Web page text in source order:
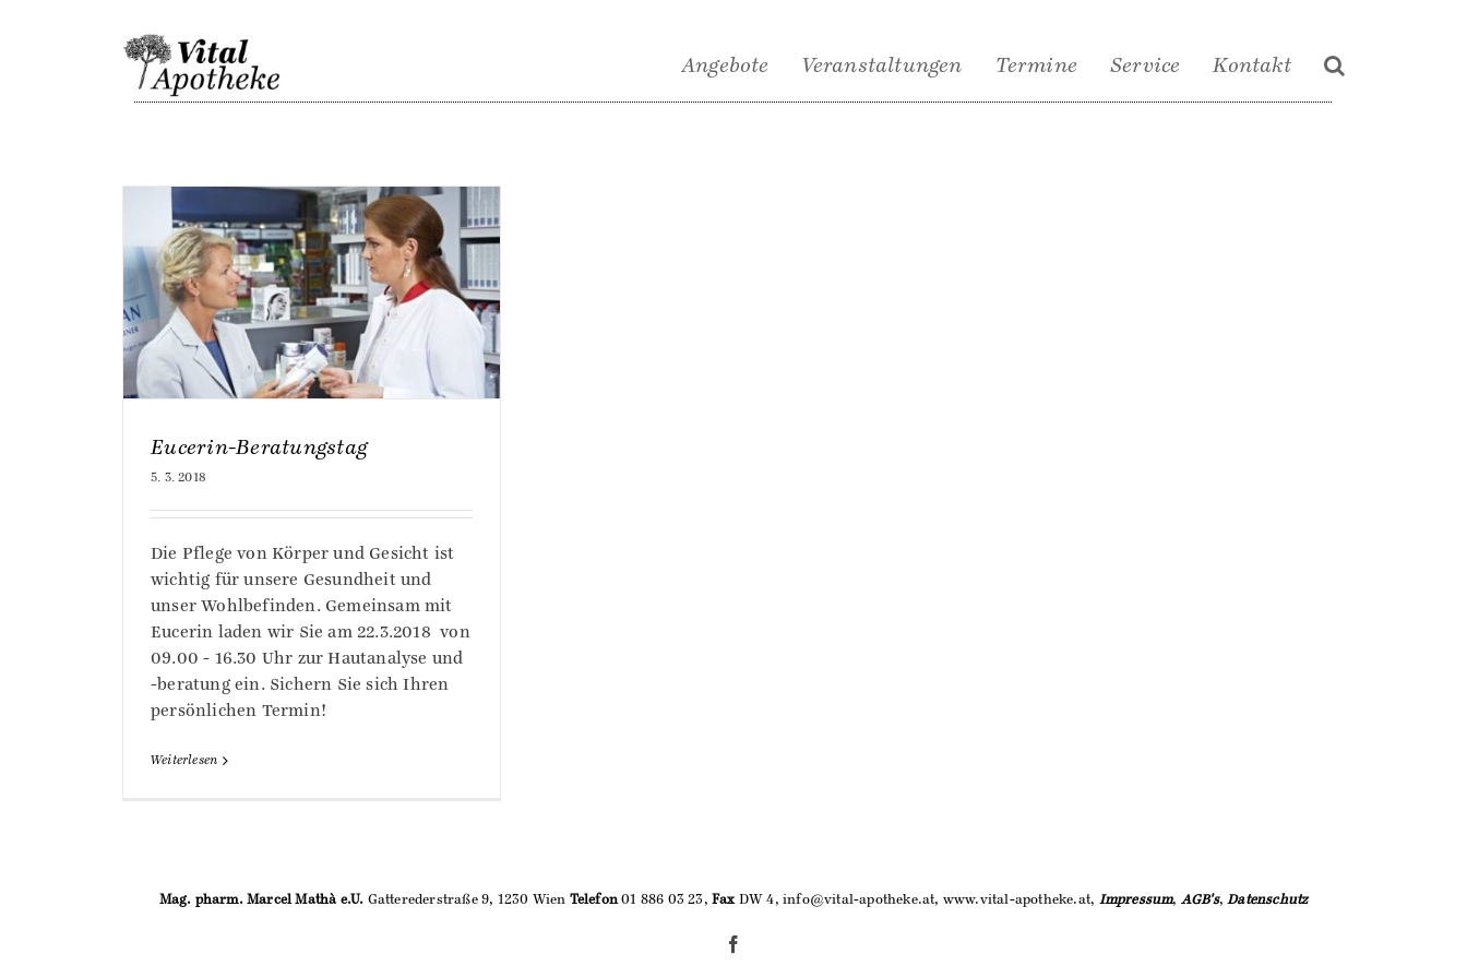
Angebote Veranstaltungen Termine Service Kontakt
Eucerin-Beratungstag
5. 3. 2018
Die Pflege von Körper und Gesicht ist
wichtig für unsere Gesundheit und
unser Wohlbefinden. Gemeinsam mit
Eucerin laden wir Sie am 22.3.2018 von
09.00 - 16.30 Uhr zur Hautanalyse und
-beratung ein. Sichern Sie sich Ihren
persönlichen Termin!
Weiterlesen
Mag. pharm. Marcel Mathà e.U. Gatterederstraße 9, 1230 Wien Telefon01 886 03 23,FaxDW 4, info@vital-apotheke.at, www.vital-apotheke.at, Impressum, AGB's,Datenschutz